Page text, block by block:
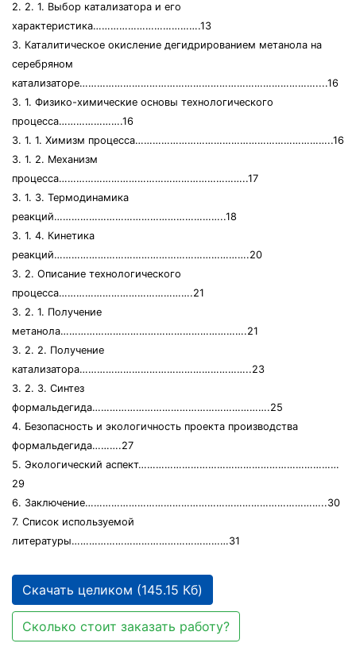
2. 2. 1. Выбор катализатора и его
характеристика……………………………….13
3. Каталитическое окисление дегидрированием метанола на
серебряном
катализаторе………………………………………………………………………....16
3. 1. Физико-химические основы технологического
процесса………………….16
3. 1. 1. Химизм процесса…………………………………………………………..16
3. 1. 2. Механизм
процесса………………………………………………………..17
3. 1. 3. Термодинамика
реакций…………………………………………………..18
3. 1. 4. Кинетика
реакций………………………………………………………….20
3. 2. Описание технологического
процесса……………………………………….21
3. 2. 1. Получение
метанола……………………………………………………….21
3. 2. 2. Получение
катализатора…………………………………………………..23
3. 2. 3. Синтез
формальдегида…………………………………………………….25
4. Безопасность и экологичность проекта производства
формальдегида……….27
5. Экологический аспект……………………………………………………………
29
6. Заключение………………………………………………………………………..30
7. Список используемой
литературы………………………………………………31
Скачать целиком (145.15 Кб)
Сколько стоит заказать работу?